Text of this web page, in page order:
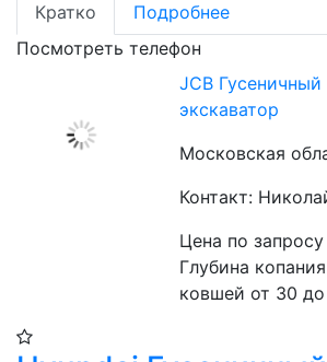
Кратко
Подробнее
Посмотреть телефон
JCB
экскаватор
Московская
Контакт:
Цена по запросу
Глубина
ковшей от 30